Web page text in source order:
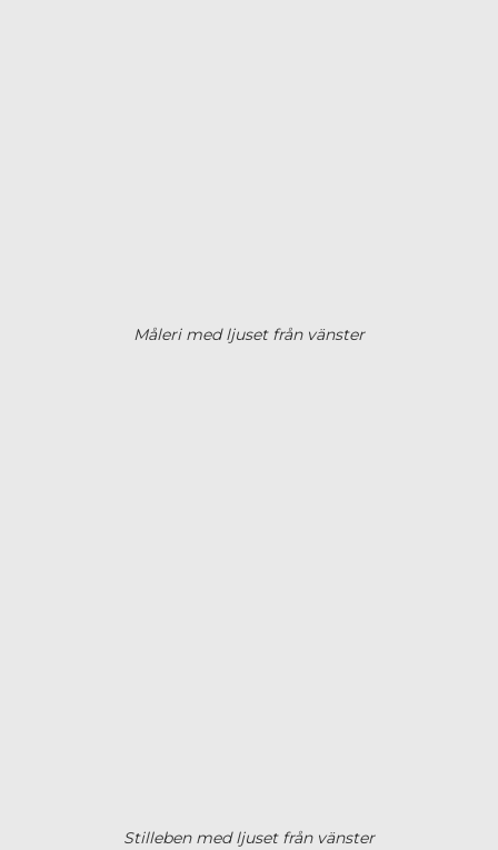
Måleri med ljuset från vänster
Stilleben med ljuset från vänster